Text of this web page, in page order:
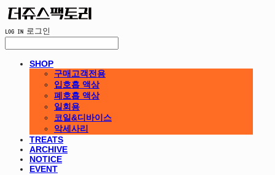
LOG IN 로그인
SHOP
구매고객전용
입호흡 액상
폐호흡 액상
일회용
코일&디바이스
악세사리
TREATS
ARCHIVE
NOTICE
EVENT